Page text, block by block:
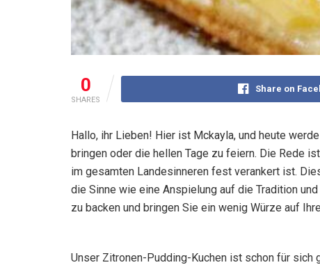
0
SHARES
Share on
Hallo, ihr Lieben! Hier ist Mckayla, und heute
bringen oder die hellen Tage zu feiern. Die Rede
im gesamten Landesinneren fest verankert ist.
die Sinne wie eine Anspielung auf die Tradition
zu backen und bringen Sie ein wenig Würze auf
Unser Zitronen-Pudding-Kuchen ist schon für sich